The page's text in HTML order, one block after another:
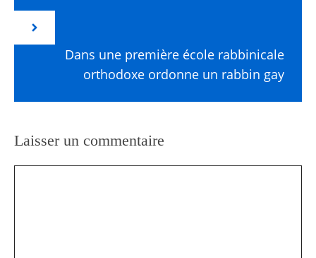
Dans une première école rabbinicale
orthodoxe ordonne un rabbin gay
Laisser un commentaire